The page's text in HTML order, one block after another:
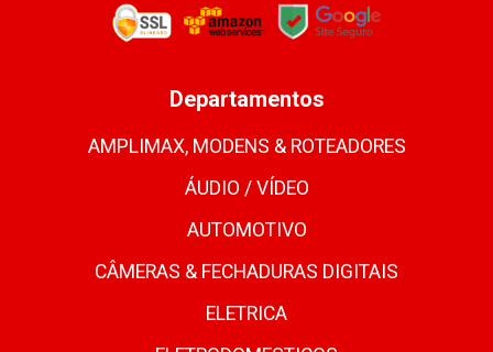
Departamentos
AMPLIMAX, MODENS & ROTEADORES
ÁUDIO / VÍDEO
AUTOMOTIVO
CÂMERAS & FECHADURAS DIGITAIS
ELETRICA